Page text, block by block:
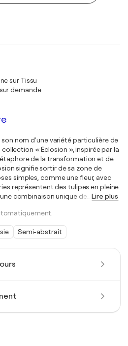
sur Tissu
demande
nom d'une variété particulière de
« Éclosion », inspirée par la
de la transformation et de
signifie sortir de sa zone de
simples, comme une fleur, avec
représentent des tulipes en pleine
combinaison unique de
Lire plus
Semi-abstrait